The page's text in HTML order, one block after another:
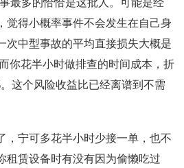
最多的恰恰是这批人。可能是经
觉得小概率事件不会发生在自己身
次中型事故的平均直接损失大概是
你花半小时做排查的时间成本，折
这个风险收益比已经离谱到不需
，宁可多花半小时少接一单，也不
租赁设备时有没有因为偷懒吃过